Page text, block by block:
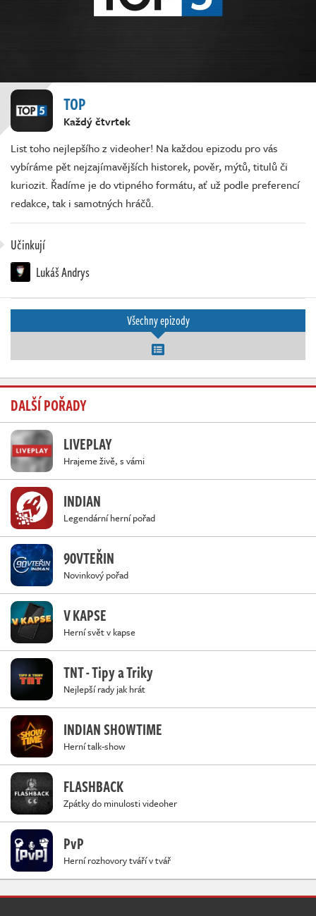
TOP
Každý čtvrtek
List toho nejlepšího z videoher! Na každou epizodu pro vás
vybíráme pět nejzajímavějších historek, pověr, mýtů, titulů či
kuriozit. Řadíme je do vtipného formátu, ať už podle preferencí
redakce, tak i samotných hráčů.
Učinkují
Lukáš Andrys
Všechny epizody
DALŠÍ POŘADY
LIVEPLAY
Hrajeme živě, s vámi
INDIAN
Legendární herní pořad
90VTEŘIN
Novinkový pořad
V KAPSE
Herní svět v kapse
TNT - Tipy a Triky
Nejlepší rady jak hrát
INDIAN SHOWTIME
Herní talk-show
FLASHBACK
Zpátky do minulosti videoher
PvP
Herní rozhovory tváří v tvář